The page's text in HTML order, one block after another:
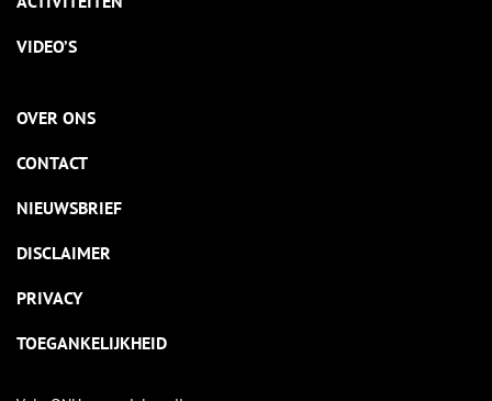
VIDEO’S
OVER ONS
CONTACT
NIEUWSBRIEF
DISCLAIMER
PRIVACY
TOEGANKELIJKHEID